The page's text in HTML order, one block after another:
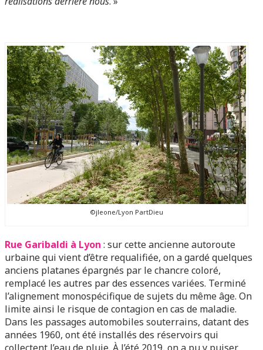
©jleone/Lyon PartDieu
Rue Garibaldi à Lyon : sur cette ancienne autoroute
urbaine qui vient d’être requalifiée, on a gardé quelques
anciens platanes épargnés par le chancre coloré,
remplacé les autres par des essences variées. Terminé
l’alignement monospécifique de sujets du même âge. On
limite ainsi le risque de contagion en cas de maladie.
Dans les passages automobiles souterrains, datant des
années 1960, ont été installés des réservoirs qui